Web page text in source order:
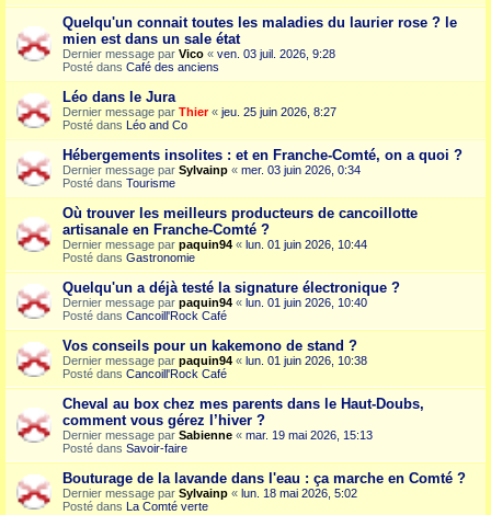
Quelqu'un connait toutes les maladies du laurier rose ? le
mien est dans un sale état
Dernier message par Vico « ven. 03 juil. 2026, 9:28
Posté dans Café des anciens
Léo dans le Jura
Dernier message par Thier« jeu. 25 juin 2026, 8:27
Posté dans Léo and Co
Hébergements insolites : et en Franche-Comté, on a quoi ?
Dernier message par Sylvainp « mer. 03 juin 2026, 0:34
Posté dans Tourisme
Où trouver les meilleurs producteurs de cancoillotte
artisanale en Franche-Comté ?
Dernier message par paquin94 « lun. 01 juin 2026, 10:44
Posté dans Gastronomie
Quelqu'un a déjà testé la signature électronique ?
Dernier message par paquin94 « lun. 01 juin 2026, 10:40
Posté dans Cancoill'Rock Café
Vos conseils pour un kakemono de stand ?
Dernier message par paquin94 « lun. 01 juin 2026, 10:38
Posté dans Cancoill'Rock Café
Cheval au box chez mes parents dans le Haut-Doubs,
comment vous gérez l’hiver ?
Dernier message par Sabienne « mar. 19 mai 2026, 15:13
Posté dans Savoir-faire
Bouturage de la lavande dans l'eau : ça marche en Comté ?
Dernier message par Sylvainp « lun. 18 mai 2026, 5:02
Posté dans La Comté verte